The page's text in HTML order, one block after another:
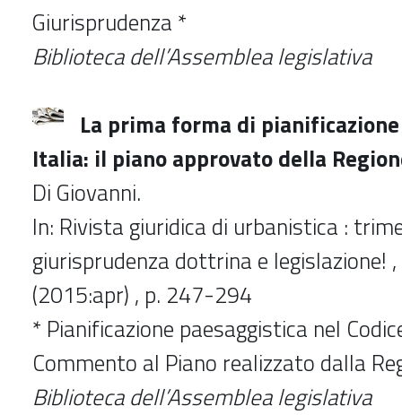
Giurisprudenza *
Biblioteca dell’Assemblea legislativa
La prima forma di
Italia: il piano approvato della
Di Giovanni.
In: Rivista giuridica di urbanistica :
giurisprudenza dottrina e legislazione!
(2015:apr) , p. 247-294
* Pianificazione paesaggistica nel
Commento al Piano realizzato dalla
Biblioteca dell’Assemblea legislativa